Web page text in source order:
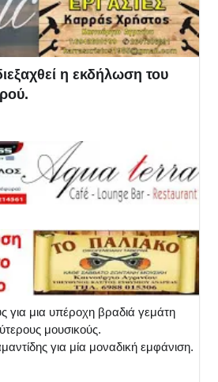
η εκδήλωση του
για μια υπέροχη βραδιά γεμάτη
μουσικούς.
για μία μοναδική εμφάνιση.